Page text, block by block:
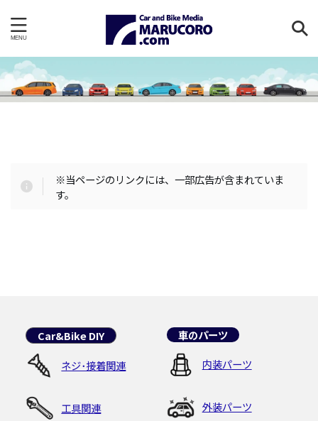
※当ページのリンクには、一部広告が含まれていま
す。
Car&Bike DIY
ネジ･接着関連
工具関連
車のパーツ
内装パーツ
外装パーツ